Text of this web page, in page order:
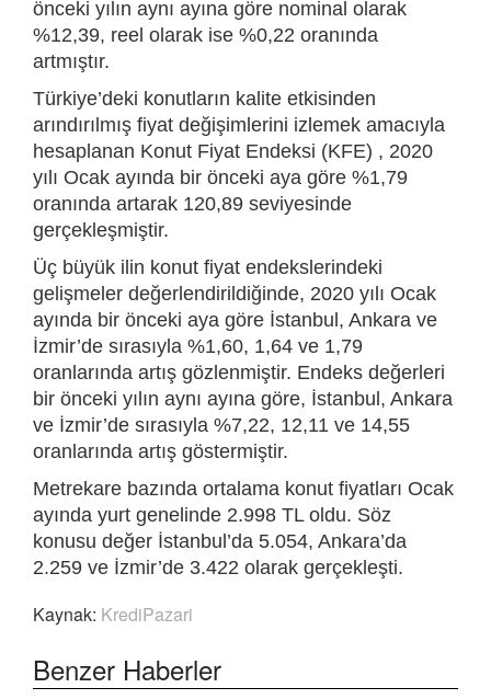
önceki yılın aynı ayına göre nominal olarak
%12,39, reel olarak ise %0,22 oranında
artmıştır.
Türkiye’deki konutların kalite etkisinden
arındırılmış fiyat değişimlerini izlemek amacıyla
hesaplanan Konut Fiyat Endeksi (KFE) , 2020
yılı Ocak ayında bir önceki aya göre %1,79
oranında artarak 120,89 seviyesinde
gerçekleşmiştir.
Üç büyük ilin konut fiyat endekslerindeki
gelişmeler değerlendirildiğinde, 2020 yılı Ocak
ayında bir önceki aya göre İstanbul, Ankara ve
İzmir’de sırasıyla %1,60, 1,64 ve 1,79
oranlarında artış gözlenmiştir. Endeks değerleri
bir önceki yılın aynı ayına göre, İstanbul, Ankara
ve İzmir’de sırasıyla %7,22, 12,11 ve 14,55
oranlarında artış göstermiştir.
Metrekare bazında ortalama konut fiyatları Ocak
ayında yurt genelinde 2.998 TL oldu. Söz
konusu değer İstanbul’da 5.054, Ankara’da
2.259 ve İzmir’de 3.422 olarak gerçekleşti.
Kaynak: KrediPazari
Benzer Haberler